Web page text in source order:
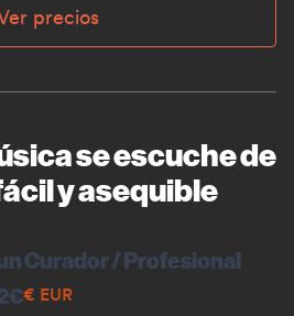
precios
se escuche de
y asequible
Curador / Profesional
€€ EUR